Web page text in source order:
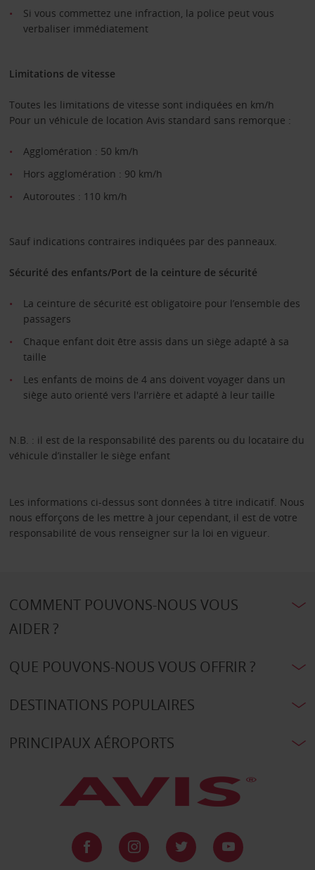
Si vous commettez une infraction, la police peut vous
verbaliser immédiatement
Limitations de vitesse
Toutes les limitations de vitesse sont indiquées en km/h
Pour un véhicule de location Avis standard sans remorque :
Agglomération : 50 km/h
Hors agglomération : 90 km/h
Autoroutes : 110 km/h
Sauf indications contraires indiquées par des panneaux.
Sécurité des enfants/Port de la ceinture de sécurité
La ceinture de sécurité est obligatoire pour l’ensemble des
passagers
Chaque enfant doit être assis dans un siège adapté à sa
taille
Les enfants de moins de 4 ans doivent voyager dans un
siège auto orienté vers l'arrière et adapté à leur taille
N.B. : il est de la responsabilité des parents ou du locataire du
véhicule d’installer le siège enfant
Les informations ci-dessus sont données à titre indicatif. Nous
nous efforçons de les mettre à jour cependant, il est de votre
responsabilité de vous renseigner sur la loi en vigueur.
COMMENT POUVONS-NOUS VOUS
AIDER ?
QUE POUVONS-NOUS VOUS OFFRIR ?
DESTINATIONS POPULAIRES
PRINCIPAUX AÉROPORTS